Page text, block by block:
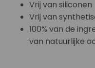
Vrij van siliconen
Vrij van
100% van de
van natuurlijke